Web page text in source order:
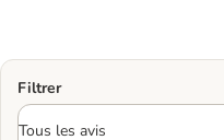
Filtrer